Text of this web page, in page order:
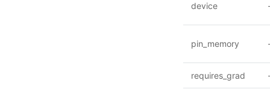
device
pin_memory
requires_grad